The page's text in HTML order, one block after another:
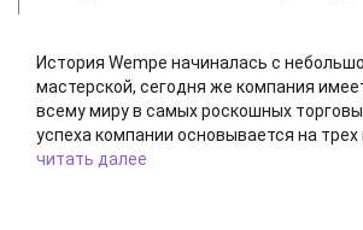
История Wempe начиналась с
мастерской, сегодня же компания
всему миру в самых роскошных
успеха компании основывается на трех
ответственности, эксклюзивности и
читать далее